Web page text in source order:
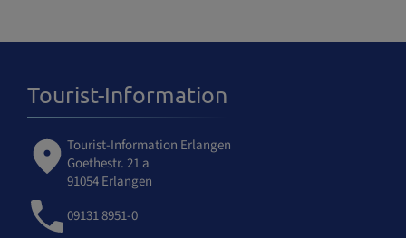
Tourist-Information
Tourist-Information Erlangen
Goethestr. 21 a
91054 Erlangen
09131 8951-0